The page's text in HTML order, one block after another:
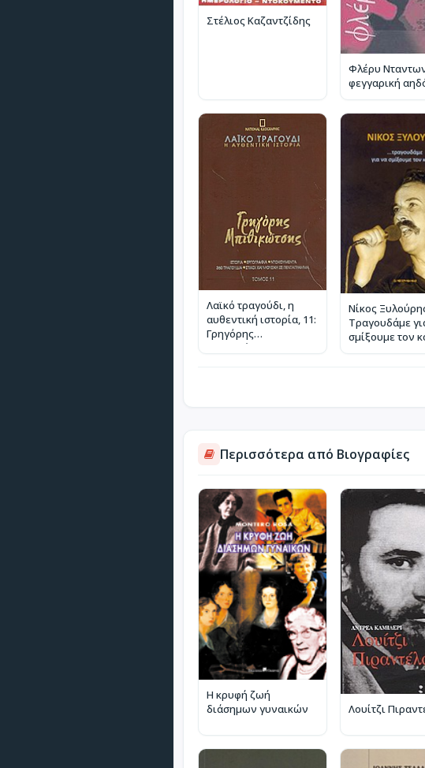
Στέλιος Καζαντζίδης
Φλέρυ
φεγγαρική
Λαϊκό τραγούδι, η
αυθεντική ιστορία, 11:
Γρηγόρης
Μπιθικώτσης
Νίκος
Τραγουδάμε
σμίξουμε τον
Περισσότερα από Βιογραφίες
Η κρυφή ζωή
διάσημων γυναικών
Λουίτζι